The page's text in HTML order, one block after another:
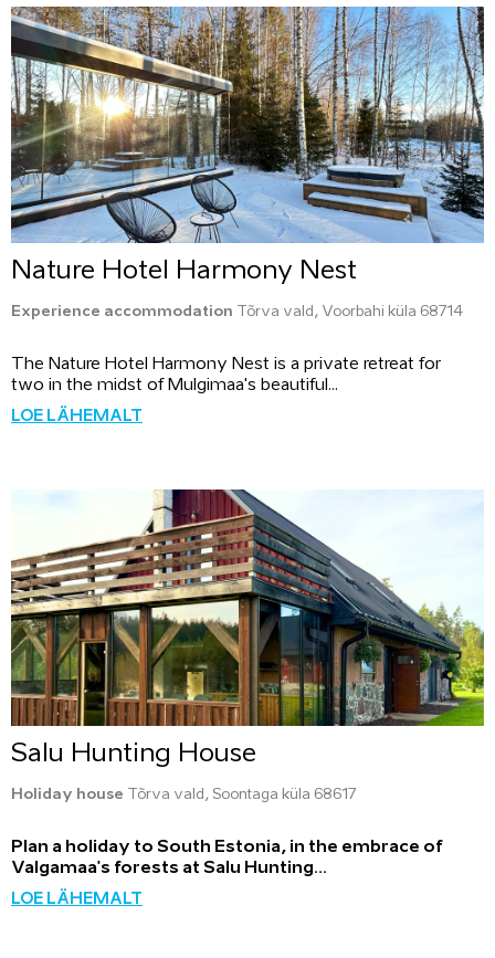
Nature Hotel Harmony Nest
Experience accommodation Tõrva vald, Voorbahi küla 68714
The Nature Hotel Harmony Nest is a private retreat for
two in the midst of Mulgimaa's beautiful...
LOE LÄHEMALT
Salu Hunting House
Holiday house Tõrva vald, Soontaga küla 68617
Plan a holiday to South Estonia, in the embrace of
Valgamaa's forests at Salu Hunting...
LOE LÄHEMALT